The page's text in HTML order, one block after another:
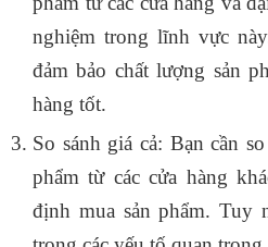
nghiệm trong lĩnh vực
đảm bảo chất lượng sản
hàng tốt.
So sánh giá cả: Bạn cần
phẩm từ các cửa hàng
định mua sản phẩm. Tuy